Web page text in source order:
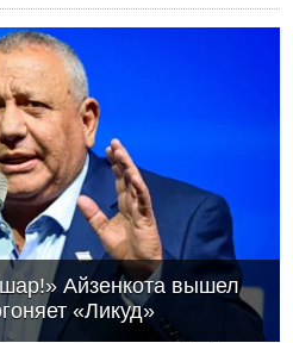
Айзенкота вышел
«Ликуд»